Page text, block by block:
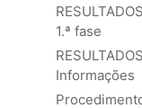
1.ª fase
Informações